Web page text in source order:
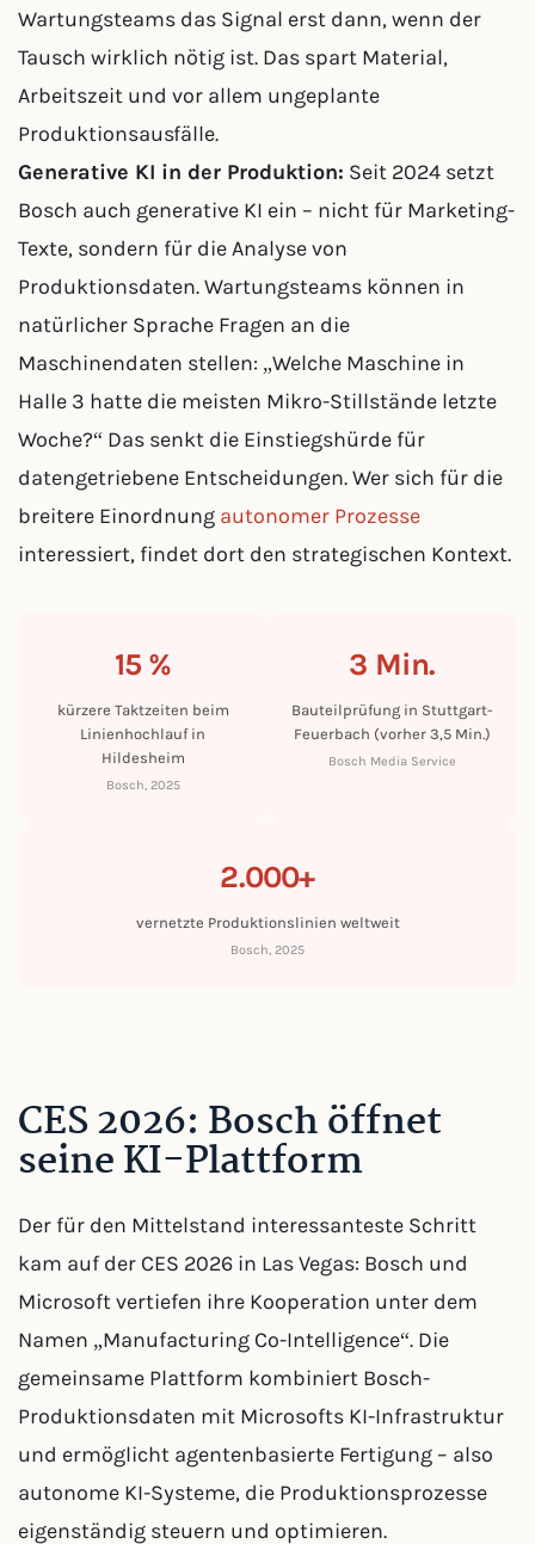
Wartungsteams das Signal erst dann, wenn der
Tausch wirklich nötig ist. Das spart Material,
Arbeitszeit und vor allem ungeplante
Produktionsausfälle.
Generative KI in der Produktion: Seit 2024 setzt
Bosch auch generative KI ein – nicht für Marketing-
Texte, sondern für die Analyse von
Produktionsdaten. Wartungsteams können in
natürlicher Sprache Fragen an die
Maschinendaten stellen: „Welche Maschine in
Halle 3 hatte die meisten Mikro-Stillstände letzte
Woche?“ Das senkt die Einstiegshürde für
datengetriebene Entscheidungen. Wer sich für die
breitere Einordnung autonomer Prozesse
interessiert, findet dort den strategischen Kontext.
15 %
kürzere Taktzeiten beim
Linienhochlauf in
Hildesheim
Bosch, 2025
3 Min.
Bauteilprüfung in Stuttgart-
Feuerbach (vorher 3,5 Min.)
Bosch Media Service
2.000+
vernetzte Produktionslinien weltweit
Bosch, 2025
CES 2026: Bosch öffnet
seine KI-Plattform
Der für den Mittelstand interessanteste Schritt
kam auf der CES 2026 in Las Vegas: Bosch und
Microsoft vertiefen ihre Kooperation unter dem
Namen „Manufacturing Co-Intelligence“. Die
gemeinsame Plattform kombiniert Bosch-
Produktionsdaten mit Microsofts KI-Infrastruktur
und ermöglicht agentenbasierte Fertigung – also
autonome KI-Systeme, die Produktionsprozesse
eigenständig steuern und optimieren.